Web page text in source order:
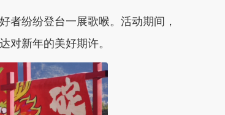
者纷纷登台一展歌喉。活动期间，
对新年的美好期许。